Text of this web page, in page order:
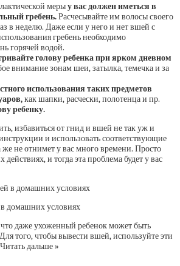
мерыу вас должен иметься в
гребень.Расчесывайте им волосы своего
в неделю. Даже если у него и нет вшей с
гребень необходимо
горячей водой.
голову ребенка при ярком дневном
внимание зонам шеи, затылка, темечка и за
использования таких предметов
как шапки, расчески, полотенца и пр.
ребенку.
избавиться от гнид и вшей не так уж и
и использовать соответствующие
же не отнимет у вас много времени. Просто
действиях, и тогда эта проблема будет у вас
домашних условиях
даже ухоженный ребенок может быть
того, чтобы вывести вшей, используйте эти
Читать дальше »